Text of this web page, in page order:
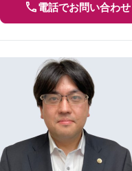
電話でお問い合わせ